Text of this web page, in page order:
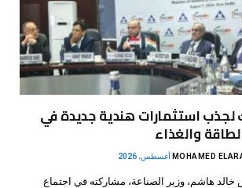
لجذب استثمارات هندية جديدة في
والغذاء
MOHAMED
خالد هاشم، وزير الصناعة، مشاركته في اجتماع